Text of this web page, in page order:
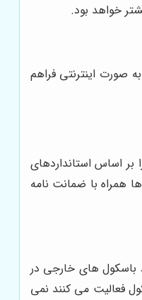
خواهد بود.
صورت اینترنتی فراهم
بر اساس استانداردهای
همراه با ضمانت نامه
باسکول های خارجی در
فعالیت می کنند نمی